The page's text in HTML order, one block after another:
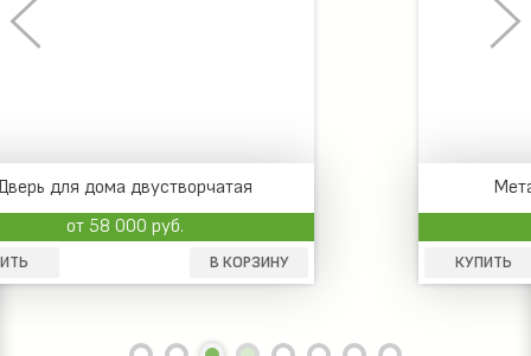
Металлическая дверь в дом